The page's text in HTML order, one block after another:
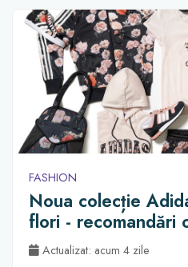
FASHION
Noua colecție
flori - recomandări
Actualizat: acum 4 zile